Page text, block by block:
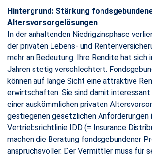
Hintergrund: Stärkung
Altersvorsorgelösungen
In der anhaltenden Niedrigzinsphase
der privaten Lebens- und
mehr an Bedeutung. Ihre Rendite hat sich
Jahren stetig verschlechtert.
können auf lange Sicht eine attraktive
erwirtschaften. Sie sind damit interessant
einer auskömmlichen privaten
gestiegenen gesetzlichen Anforderungen
Vertriebsrichtlinie IDD (= Insurance
machen die Beratung fondsgebundener
anspruchsvoller. Der Vermittler muss für